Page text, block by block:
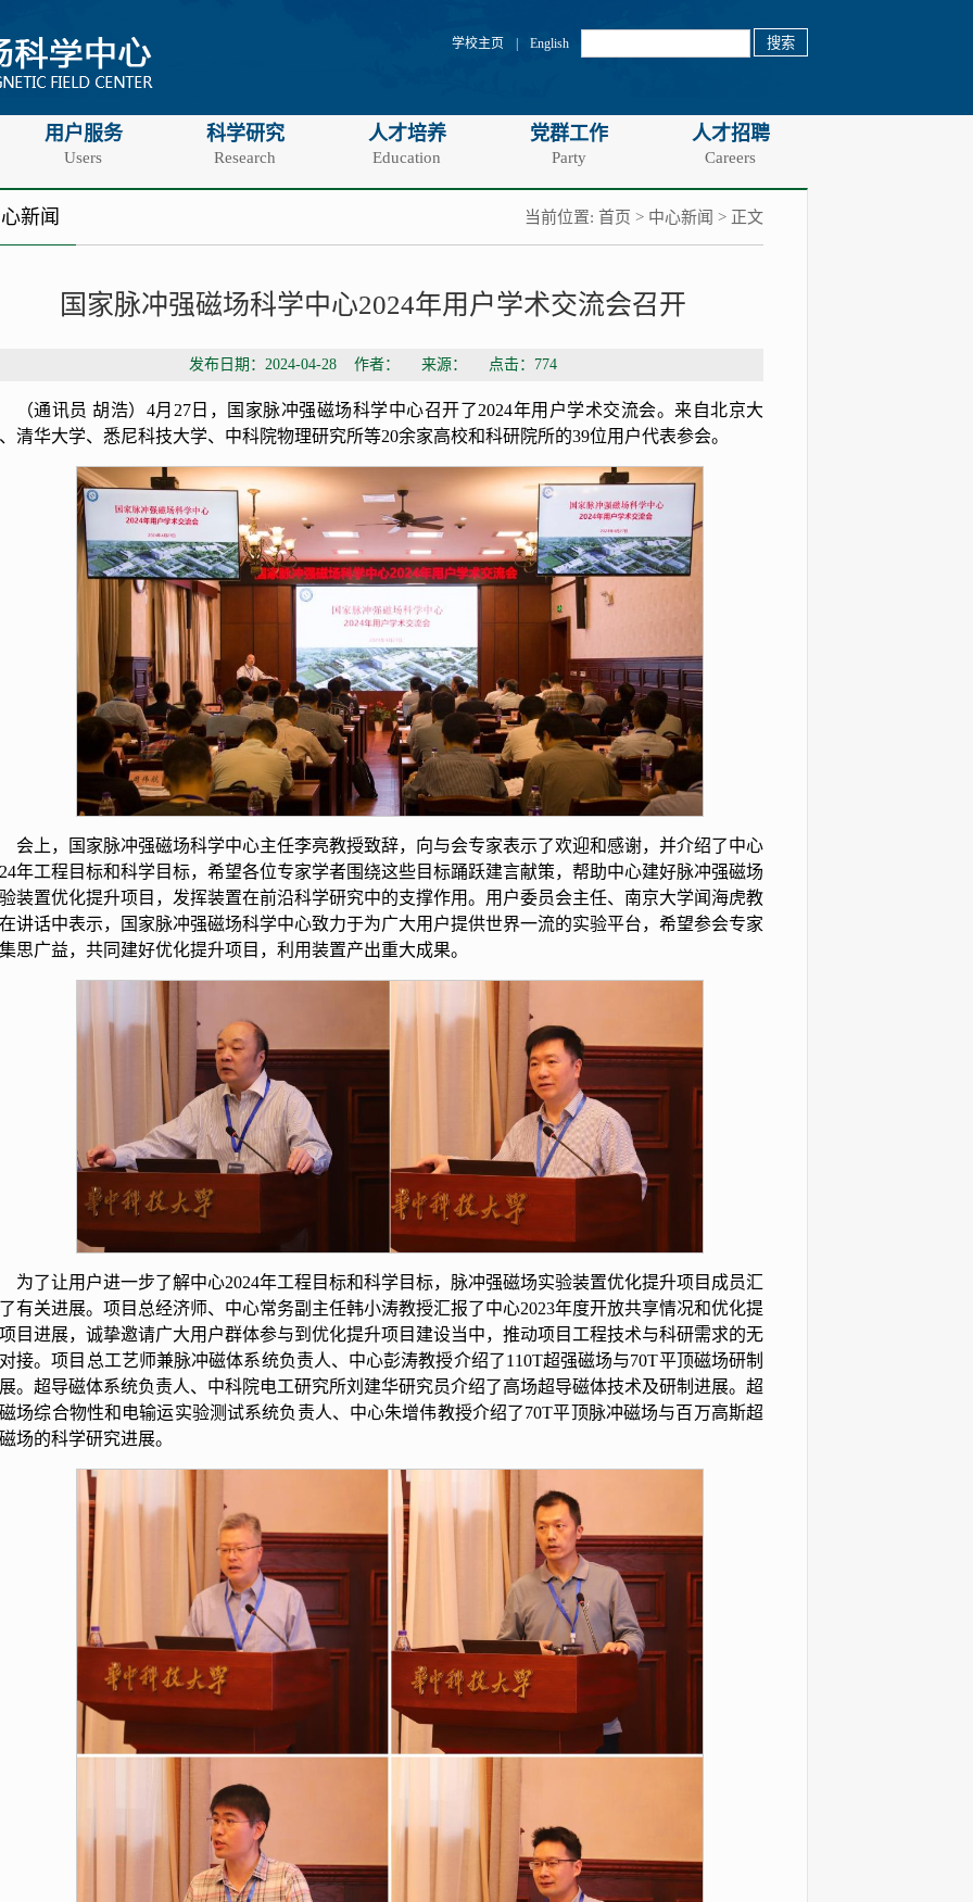
学校主页 English
用户服务
Users
科学研究
Research
人才培养
Education
党群工作
Party
人才招聘
Careers
新闻 当前位置: 首页 > 中心新闻 > 正文
国家脉冲强磁场科学中心2024年用户学术交流会召开
发布日期：2024-04-28 作者： 来源： 点击： 774
（通讯员 胡浩）4月27日，国家脉冲强磁场科学中心召开了2024年用户学术交流会。来自北京大
清华大学、悉尼科技大学、中科院物理研究所等20余家高校和科研院所的39位用户代表参会。
会上，国家脉冲强磁场科学中心主任李亮教授致辞，向与会专家表示了欢迎和感谢，并介绍了中心
年工程目标和科学目标，希望各位专家学者围绕这些目标踊跃建言献策，帮助中心建好脉冲强磁场
装置优化提升项目，发挥装置在前沿科学研究中的支撑作用。用户委员会主任、南京大学闻海虎教
讲话中表示，国家脉冲强磁场科学中心致力于为广大用户提供世界一流的实验平台，希望参会专家
思广益，共同建好优化提升项目，利用装置产出重大成果。
为了让用户进一步了解中心2024年工程目标和科学目标，脉冲强磁场实验装置优化提升项目成员汇
有关进展。项目总经济师、中心常务副主任韩小涛教授汇报了中心2023年度开放共享情况和优化提
目进展，诚挚邀请广大用户群体参与到优化提升项目建设当中，推动项目工程技术与科研需求的无
接。项目总工艺师兼脉冲磁体系统负责人、中心彭涛教授介绍了110T超强磁场与70T平顶磁场研制
。超导磁体系统负责人、中科院电工研究所刘建华研究员介绍了高场超导磁体技术及研制进展。超
场综合物性和电输运实验测试系统负责人、中心朱增伟教授介绍了70T平顶脉冲磁场与百万高斯超
场的科学研究进展。